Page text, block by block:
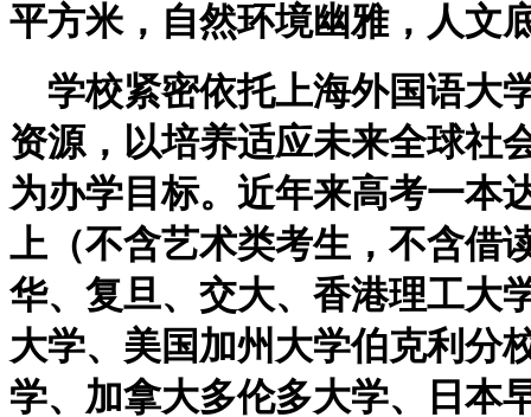
平方米，自然环境幽雅，人文
学校紧密依托上海外国语大
资源，以培养适应未来全球社
为办学目标。近年来高考一本
上（不含艺术类考生，不含借
华、复旦、交大、香港理工大
大学、美国加州大学伯克利分
学、加拿大多伦多大学、日本